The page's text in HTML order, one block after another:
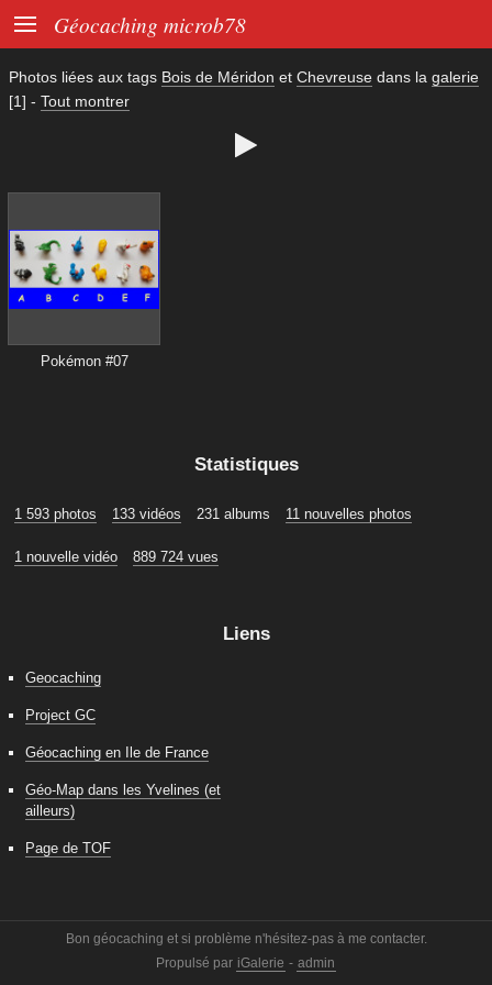
 Géocaching microb78
Photos liées aux tags Bois de Méridon et Chevreuse dans la galerie
[1] - Tout montrer

Pokémon #07
Statistiques
1 593 photos 133 vidéos 231 albums 11 nouvelles photos
1 nouvelle vidéo 889 724 vues
Liens
Geocaching
Project GC
Géocaching en Ile de France
Géo-Map dans les Yvelines (et
ailleurs)
Page de TOF
Bon géocaching et si problème n'hésitez-pas à me contacter.
Propulsé par iGalerie - admin